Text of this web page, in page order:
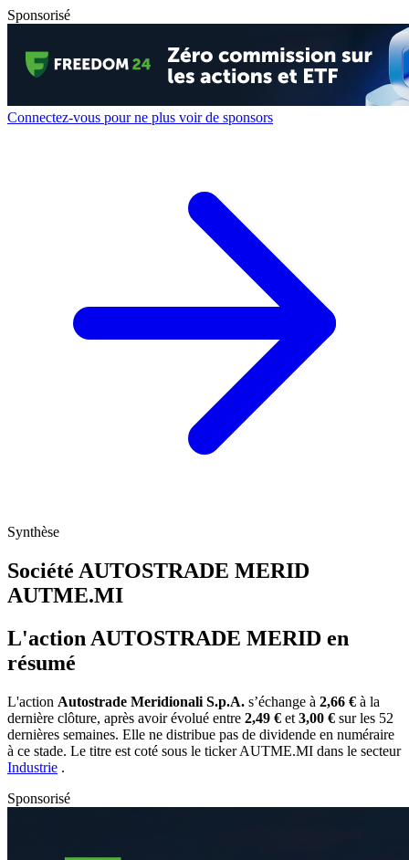
Sponsorisé
Connectez-vous pour ne plus voir de sponsors
Synthèse
Société AUTOSTRADE MERID
AUTME.MI
L'action AUTOSTRADE MERID en
résumé
L'action Autostrade Meridionali S.p.A. s’échange à 2,66 € à la
dernière clôture, après avoir évolué entre 2,49 € et 3,00 € sur les 52
dernières semaines. Elle ne distribue pas de dividende en numéraire
à ce stade. Le titre est coté sous le tickerAUTME.MI dans le secteur
Industrie .
Sponsorisé